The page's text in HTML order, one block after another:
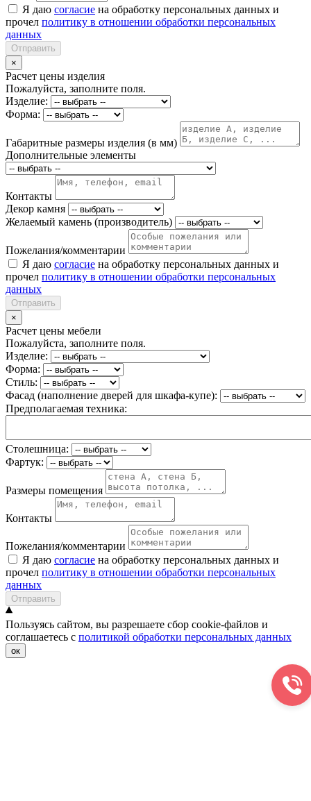
Я даю согласие на обработку персональных данных и
прочел политику в отношении обработки персональных
данных
Отправить
×
Расчет цены изделия
Пожалуйста, заполните поля.
Изделие:
Форма:
Габаритные размеры изделия (в мм)
Дополнительные элементы
Контакты
Декор камня
Желаемый камень (производитель)
Пожелания/комментарии
Я даю согласие на обработку персональных данных и
прочел политику в отношении обработки персональных
данных
Отправить
×
Расчет цены мебели
Пожалуйста, заполните поля.
Изделие:
Форма:
Стиль:
Фасад (наполнение дверей для шкафа-купе):
Предполагаемая техника:
Столешница:
Фартук:
Размеры помещения
Контакты
Пожелания/комментарии
Я даю согласие на обработку персональных данных и
прочел политику в отношении обработки персональных
данных
Отправить
Пользуясь сайтом, вы разрешаете сбор cookie-файлов и
соглашаетесь с политикой обработки персональных данных
ок